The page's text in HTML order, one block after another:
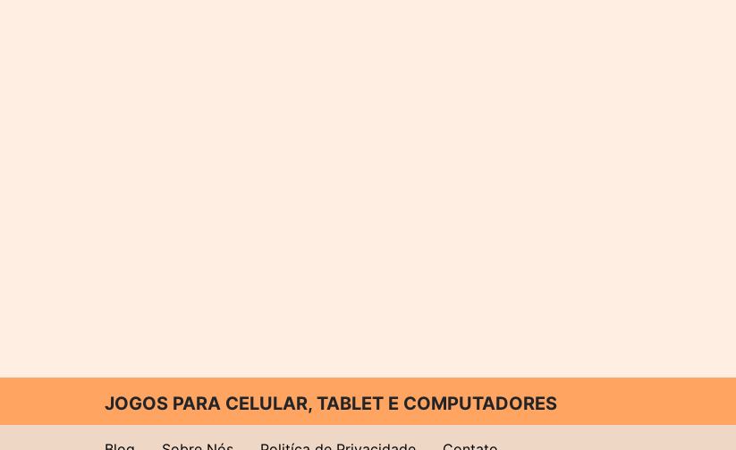
JOGOS PARA CELULAR, TABLET E COMPUTADORES